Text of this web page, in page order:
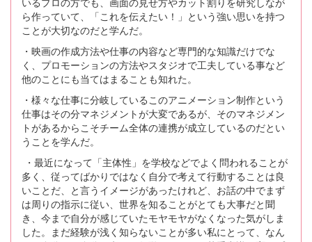
ら作っていて、「これを伝えたい！」という強い思いを持つ
ことが大切なのだと学んだ。
・映画の作成方法や仕事の内容など専門的な知識だけでな
く、プロモーションの方法やスタジオで工夫している事など
他のことにも当てはまることも知れた。
・様々な仕事に分岐しているこのアニメーション制作という
仕事はその分マネジメントが大変であるが、そのマネジメン
トがあるからこそチーム全体の連携が成立しているのだとい
うことを学んだ。
・最近になって「主体性」を学校などでよく問われることが
多く、従ってばかりではなく自分で考えて行動することは良
いことだ、と言うイメージがあったけれど、お話の中でまず
は周りの指示に従い、世界を知ることがとても大事だと聞
き、今まで自分が感じていたモヤモヤがなくなった気がしま
した。まだ経験が浅く知らないことが多い私にとって、なん